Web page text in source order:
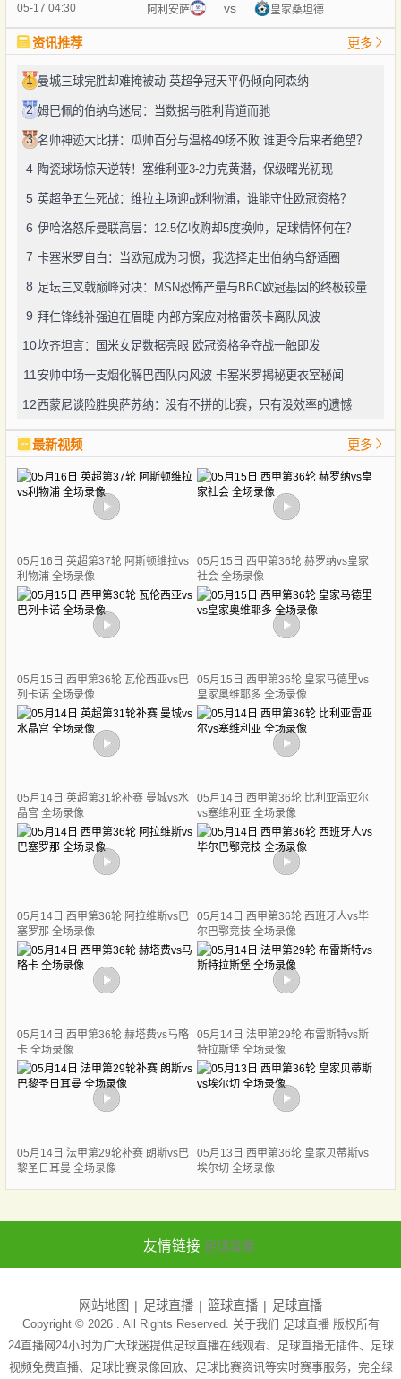
05-17 04:30
阿利安萨 vs 皇家桑坦德
资讯推荐 更多
1 曼城三球完胜却难掩被动 英超争冠天平仍倾向阿森纳
2 姆巴佩的伯纳乌迷局：当数据与胜利背道而驰
3 名帅神迹大比拼：瓜帅百分与温格49场不败 谁更令后来者绝望？
4 陶瓷球场惊天逆转！塞维利亚3-2力克黄潜，保级曙光初现
5 英超争五生死战：维拉主场迎战利物浦，谁能守住欧冠资格？
6 伊哈洛怒斥曼联高层：12.5亿收购却5度换帅，足球情怀何在？
7 卡塞米罗自白：当欧冠成为习惯，我选择走出伯纳乌舒适圈
8 足坛三叉戟巅峰对决：MSN恐怖产量与BBC欧冠基因的终极较量
9 拜仁锋线补强迫在眉睫 内部方案应对格雷茨卡离队风波
10坎齐坦言：国米女足数据亮眼 欧冠资格争夺战一触即发
11 安帅中场一支烟化解巴西队内风波 卡塞米罗揭秘更衣室秘闻
12 西蒙尼谈险胜奥萨苏纳：没有不拼的比赛，只有没效率的遗憾
最新视频 更多
05月16日 英超第37轮 阿斯顿维拉vs
利物浦 全场录像
05月15日 西甲第36轮 赫罗纳vs皇家
社会 全场录像
05月15日 西甲第36轮 瓦伦西亚vs巴
列卡诺 全场录像
05月15日 西甲第36轮 皇家马德里vs
皇家奥维耶多 全场录像
05月14日 英超第31轮补赛 曼城vs水
晶宫 全场录像
05月14日 西甲第36轮 比利亚雷亚尔
vs塞维利亚 全场录像
05月14日 西甲第36轮 阿拉维斯vs巴
塞罗那 全场录像
05月14日 西甲第36轮 西班牙人vs毕
尔巴鄂竞技 全场录像
05月14日 西甲第36轮 赫塔费vs马略
卡 全场录像
05月14日 法甲第29轮 布雷斯特vs斯
特拉斯堡 全场录像
05月14日 法甲第29轮补赛 朗斯vs巴
黎圣日耳曼 全场录像
05月13日 西甲第36轮 皇家贝蒂斯vs
埃尔切 全场录像
友情链接 足球直播
网站地图 足球直播 篮球直播 足球直播
Copyright © 2026 . All Rights Reserved. 关于我们 足球直播版权所有
24直播网24小时为广大球迷提供足球直播在线观看、足球直播无插件、足球
视频免费直播、足球比赛录像回放、足球比赛资讯等实时赛事服务，完全绿